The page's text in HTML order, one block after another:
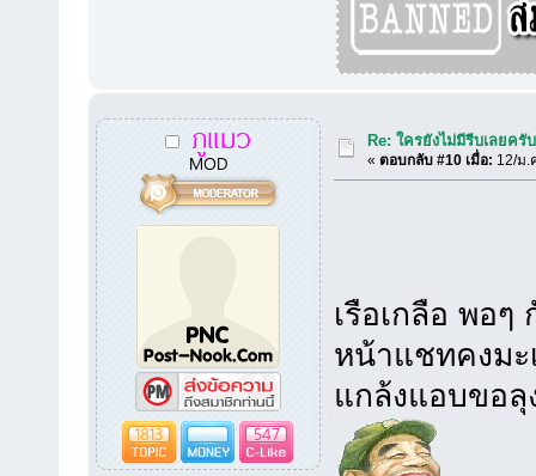
ภูแมว
MOD
1813 547
Re: ใครยังไม่มีรีบเลยครับ
«ตอบกลับ #10 เมื่อ: 12/ม.
เรือเกลือ พอ
หน้าแชทคงมะ
แกล้งแอบขอ